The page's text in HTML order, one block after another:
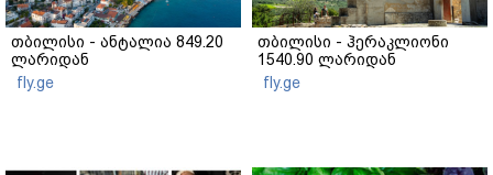
თბილისი - ანტალია 849.20
ლარიდან
fly.ge
თბილისი - ჰერაკლიონი
1540.90 ლარიდან
fly.ge